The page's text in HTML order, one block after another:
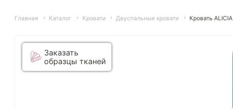
Главная Каталог Кровати Двуспальные кровати Кровать ALICIA
Заказать
образцы тканей